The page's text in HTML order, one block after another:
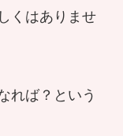
くはありませ
れば？という